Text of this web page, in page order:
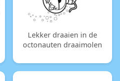
Lekker draaien in de
octonauten draaimolen